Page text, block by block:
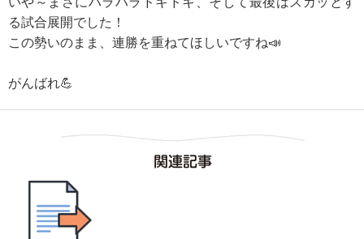
る試合展開でした！
この勢いのまま、連勝を重ねてほしいですね📣
がんばれ💪
関連記事